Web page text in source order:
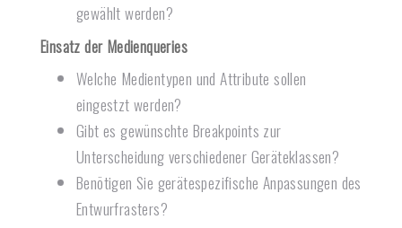
gewählt werden?
Einsatz der Medienqueries
Welche Medientypen und Attribute sollen
eingestzt werden?
Gibt es gewünschte Breakpoints zur
Unterscheidung verschiedener Geräteklassen?
Benötigen Sie gerätespezifische Anpassungen des
Entwurfrasters?